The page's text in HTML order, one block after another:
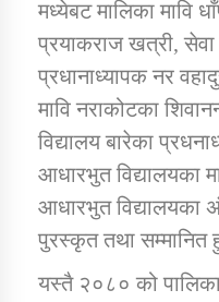
कर्णाली
मध्येबट मालिका मावि
प्रयाकराज खत्री, सेवा
प्रधानाध्यापक नर
मावि नराकोटका
विद्यालय बारेका
आधारभुत विद्यालयका
आधारभुत विद्यालयका
पुरस्कृत तथा सम्मानित
यस्तै २०८० को पालिका